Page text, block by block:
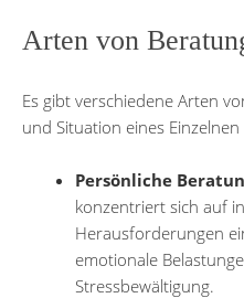
Arten von
Es gibt verschiedene Arten
und Situation eines
Persönliche
konzentriert sich auf
Herausforderungen
emotionale
Stressbewältigung.